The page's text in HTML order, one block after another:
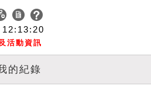
12:13:20
活動資訊
的紀錄